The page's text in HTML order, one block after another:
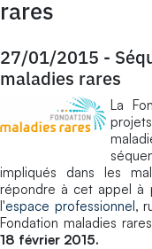
rares
27/01/2015 -
maladies rares
La
impliqués dans les
répondre à cet appel à
l'espace professionnel,
Fondation maladies
18 février 2015.